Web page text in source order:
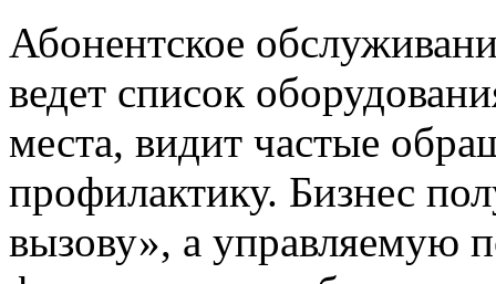
Абонентское
ведет список
места, видит частые
профилактику. Бизнес
вызову», а управляемую